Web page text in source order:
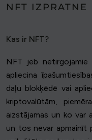
NFT IZPRATNE
Kas ir NFT?
NFT jeb
apliecina
daļu blokķēdē vai
kriptovalūtām,
aizstājamas un ko var
un tos nevar apmainīt